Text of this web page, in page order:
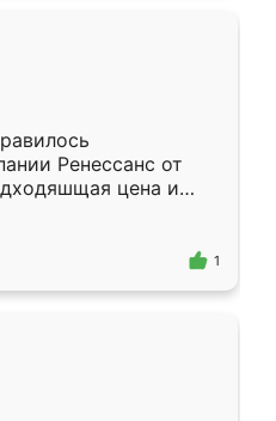
Ренессанс от
цена и
Приехавший
Владислав
самый
1